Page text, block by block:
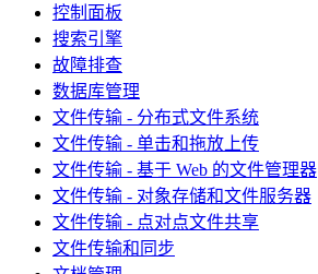
控制面板
搜索引擎
故障排查
数据库管理
文件传输 - 分布式文件系统
文件传输 - 单击和拖放上传
文件传输 - 基于 Web 的文件管理器
文件传输 - 对象存储和文件服务器
文件传输 - 点对点文件共享
文件传输和同步